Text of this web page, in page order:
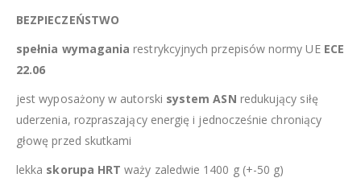
BEZPIECZEŃSTWO
spełnia wymagania restrykcyjnych przepisów normy UE ECE
22.06
jest wyposażony w autorski system ASN redukujący siłę
uderzenia, rozpraszający energię i jednocześnie chroniący
głowę przed skutkami
lekka skorupa HRT waży zaledwie 1400 g (+-50 g)